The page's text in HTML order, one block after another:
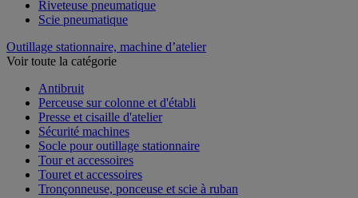
Riveteuse pneumatique
Scie pneumatique
Outillage stationnaire, machine d’atelier
Voir toute la catégorie
Antibruit
Perceuse sur colonne et d'établi
Presse et cisaille d'atelier
Sécurité machines
Socle pour outillage stationnaire
Tour et accessoires
Touret et accessoires
Tronçonneuse, ponceuse et scie à ruban